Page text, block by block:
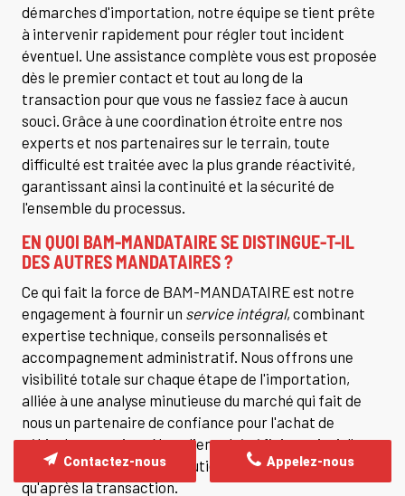
démarches d'importation, notre équipe se tient prête
à intervenir rapidement pour régler tout incident
éventuel. Une assistance complète vous est proposée
dès le premier contact et tout au long de la
transaction pour que vous ne fassiez face à aucun
souci. Grâce à une coordination étroite entre nos
experts et nos partenaires sur le terrain, toute
difficulté est traitée avec la plus grande réactivité,
garantissant ainsi la continuité et la sécurité de
l'ensemble du processus.
EN QUOI BAM-MANDATAIRE SE DISTINGUE-T-IL
DES AUTRES MANDATAIRES ?
Ce qui fait la force de BAM-MANDATAIRE est notre
engagement à fournir un service intégral, combinant
expertise technique, conseils personnalisés et
accompagnement administratif. Nous offrons une
visibilité totale sur chaque étape de l'importation,
alliée à une analyse minutieuse du marché qui fait de
nous un partenaire de confiance pour l'achat de
véhicules premium. Nos clients bénéficient ainsi d'une
relation durable et d'un soutien constant, tant avant
qu'après la transaction.
Appelez-nous
Contactez-nous